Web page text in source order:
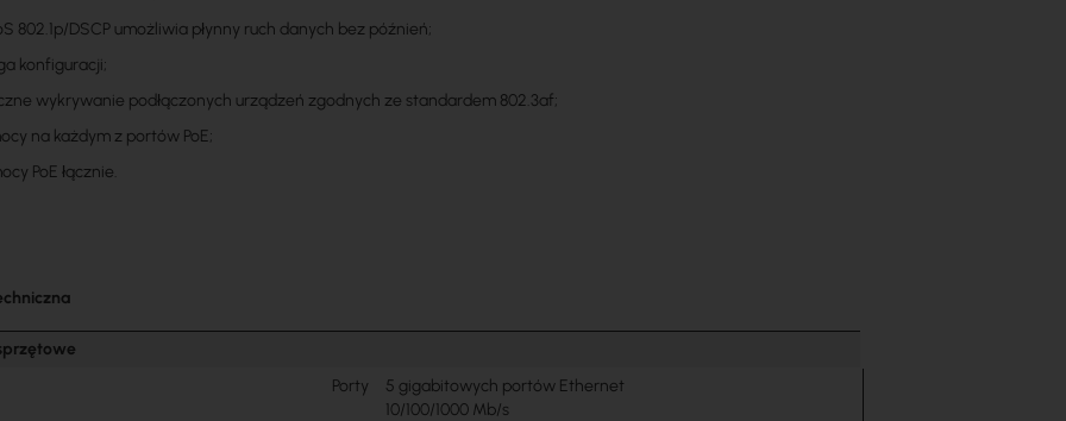
802.1p/DSCP umożliwia płynny ruch danych bez późnień;
konfiguracji;
wykrywanie podłączonych urządzeń zgodnych ze standardem 802.3af;
na każdym z portów PoE;
PoE łącznie.
Porty
5 gigabitowych portów Ethernet
10/100/1000 Mb/s